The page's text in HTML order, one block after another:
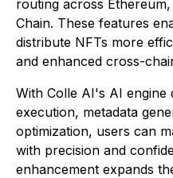
routing across
Chain. These features
distribute NFTs more
and enhanced cross-
With Colle AI's AI
execution, metadata
optimization, users can
with precision and
enhancement expands